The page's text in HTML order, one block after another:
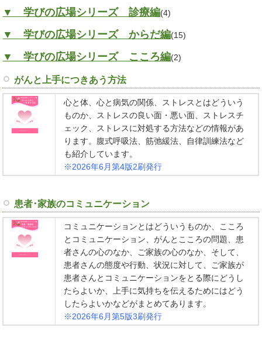
▼ 学びの広場シリーズ 診療編(4)
▼ 学びの広場シリーズ からだ編(15)
▼ 学びの広場シリーズ こころ編(2)
がんと上手につきあう方法
心と体、心と病気の関係、ストレスとはどういう
ものか、ストレスの良い面・悪い面、ストレスチ
ェック、ストレスに対処する方法などの情報があ
ります。腹式呼吸法、筋弛緩法、自律訓練法など
も紹介しています。
※2026年6月第4版2刷発行
患者･家族のコミュニケーション
コミュニケーションとはどういうものか、こころ
とコミュニケーション、がんとこころの問題、患
者さんの心のなか、ご家族の心のなか、そして、
患者さんの態度や行動、状況に対して、ご家族が
患者さんとコミュニケーションをとる際にどうし
たらよいか、上手に気持ちを伝えるためにはどう
したらよいかなどがまとめてあります。
※2026年6月第5版3刷発行